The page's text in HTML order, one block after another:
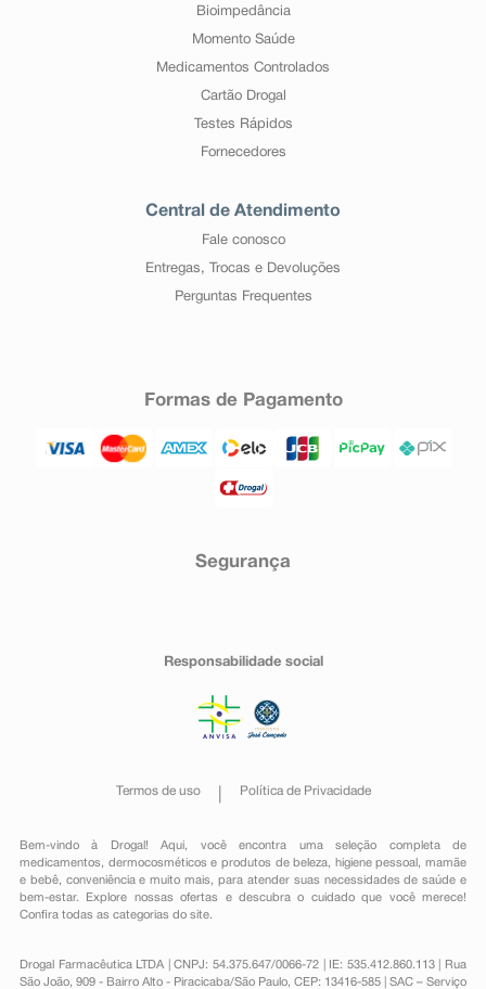
Bioimpedância
Momento Saúde
Medicamentos Controlados
Cartão Drogal
Testes Rápidos
Fornecedores
Central de Atendimento
Fale conosco
Entregas, Trocas e Devoluções
Perguntas Frequentes
Formas de Pagamento
Segurança
Responsabilidade social
Termos de uso Política de Privacidade
Bem-vindo à Drogal! Aqui, você encontra uma seleção completa de
medicamentos , dermocosméticos e produtos de beleza, higiene pessoal ,mamãe
e bebê, conveniênciae muito mais, para atender suas necessidades de saúde e
bem-estar. Explore nossas ofertas e descubra o cuidado que você merece!
Confira todas as categorias do site.
Drogal Farmacêutica LTDA | CNPJ: 54.375.647/0066-72 | IE: 535.412.860.113 | Rua
São João, 909 - Bairro Alto - Piracicaba/São Paulo, CEP: 13416-585 | SAC – Serviço